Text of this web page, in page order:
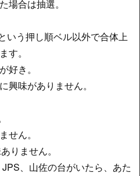
場合は抽選。
いう押し順ベル以外で合体上
す。
好き。
興味がありません。
せん。
りません。
、山佐の台がいたら、あた